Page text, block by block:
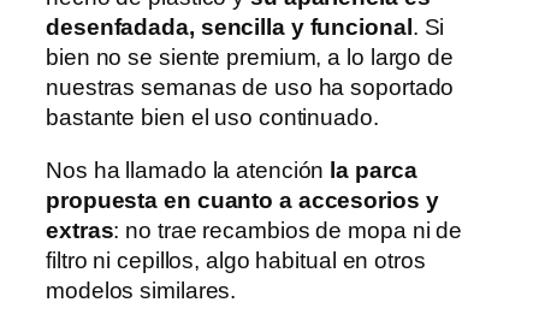
desenfadada, sencilla y funcional . Si
bien no se siente premium, a lo largo de
nuestras semanas de uso ha soportado
bastante bien el uso continuado.
Nos ha llamado la atención la parca
propuesta en cuanto a accesorios y
extras: no trae recambios de mopa ni de
filtro ni cepillos, algo habitual en otros
modelos similares.